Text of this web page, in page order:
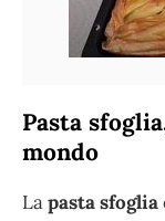
Pasta
mondo
Lapasta sfoglia